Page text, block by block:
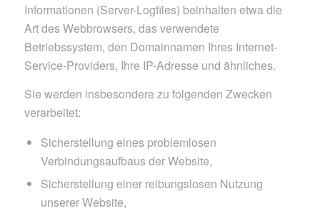
Informationen (Server-Logfiles) beinhalten etwa die
Art des Webbrowsers, das verwendete
Betriebssystem, den Domainnamen Ihres Internet-
Service-Providers, Ihre IP-Adresse und ähnliches.
Sie werden insbesondere zu folgenden Zwecken
verarbeitet:
Sicherstellung eines problemlosen
Verbindungsaufbaus der Website,
Sicherstellung einer reibungslosen Nutzung
unserer Website,